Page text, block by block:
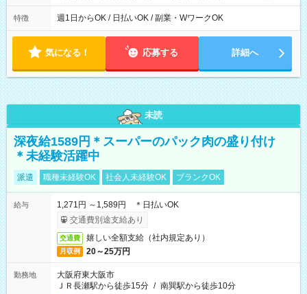
00 ※週1日～OK ／ 夜勤専従 ＊＊ 勤務時間例 ＊＊ ■22時か
ら翌7時 ■23時から翌8時 ■24時から翌9時 など ※上記の時間
ます。 ※曜日固定（毎週同じ曜日での勤務となります）
特徴 週1日からOK / 日払いOK / 副業・WワークOK
気になる！ 応募する 詳細へ
未読
深夜給1589円＊スーパーのパック肉の盛り付け
＊未経験活躍中
派遣 職種未経験OK 社会人未経験OK ブランクOK
給与
1,271円 ～1,589円 ＊日払いOK
交通費別途支給あり
交通費 嬉しい全額支給（社内規定あり）
月収例 20～25万円
勤務地
大阪府東大阪市
ＪＲ長瀬駅から徒歩15分 / 南巽駅から徒歩10分